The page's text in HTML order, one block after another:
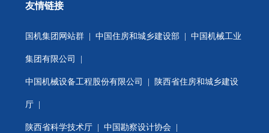
友情链接
国机集团网站群 中国住房和城乡建设部 中国机械工业
集团有限公司
中国机械设备工程股份有限公司 陕西省住房和城乡建设
厅
陕西省科学技术厅 |中国勘察设计协会